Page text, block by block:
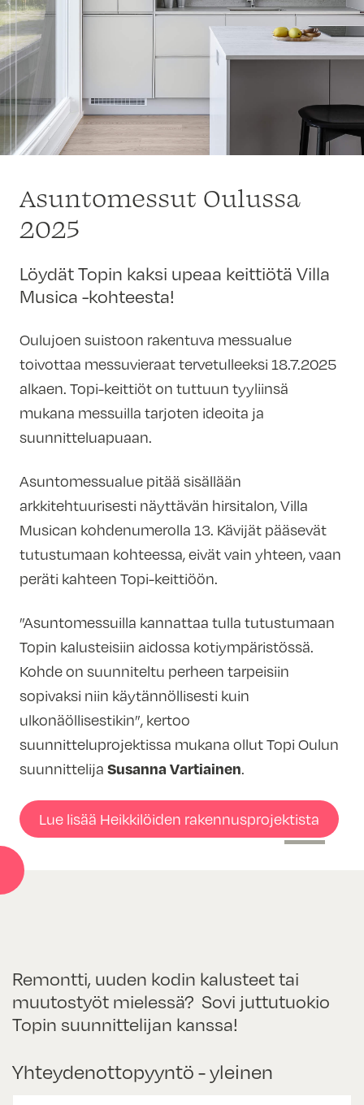
Asuntomessut Oulussa
2025
Löydät Topin kaksi upeaa keittiötä Villa
Musica -kohteesta!
Oulujoen suistoon rakentuva messualue
toivottaa messuvieraat tervetulleeksi 18.7.2025
alkaen. Topi-keittiöt on tuttuun tyyliinsä
mukana messuilla tarjoten ideoita ja
suunnitteluapuaan.
Asuntomessualue pitää sisällään
arkkitehtuurisesti näyttävän hirsitalon, Villa
Musican kohdenumerolla 13. Kävijät pääsevät
tutustumaan kohteessa, eivät vain yhteen, vaan
peräti kahteen Topi-keittiöön.
”Asuntomessuilla kannattaa tulla tutustumaan
Topin kalusteisiin aidossa kotiympäristössä.
Kohde on suunniteltu perheen tarpeisiin
sopivaksi niin käytännöllisesti kuin
ulkonäöllisestikin”, kertoo
suunnitteluprojektissa mukana ollut Topi Oulun
suunnittelija Susanna Vartiainen.
Lue lisää Heikkilöiden rakennusprojektista
Remontti, uuden kodin kalusteet tai
muutostyöt mielessä? Sovi juttutuokio
Topin suunnittelijan kanssa!
Yhteydenottopyyntö - yleinen